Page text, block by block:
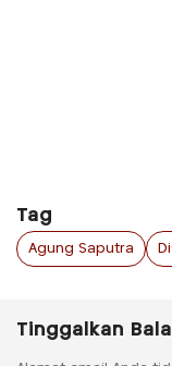
Tag
Agung Saputra
Tinggalkan